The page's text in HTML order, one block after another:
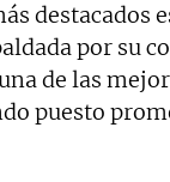
destacados
por su
de las
puesto